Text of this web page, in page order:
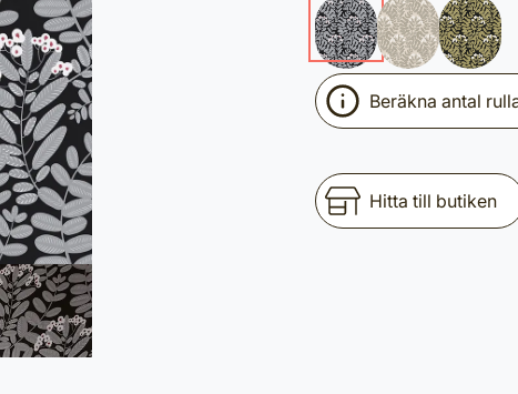
Beräkna antal
Hitta till butiken